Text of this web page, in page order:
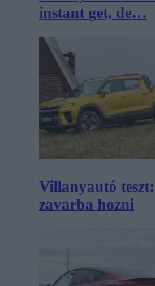
instant get, de…
Villanyautó
zavarba hozni